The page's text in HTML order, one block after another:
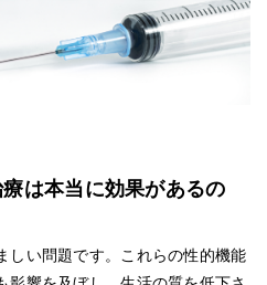
は本当に効果があるの
しい問題です。これらの性的機能